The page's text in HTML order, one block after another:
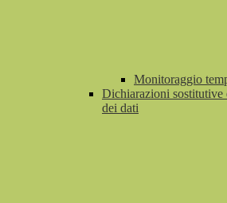
Monitoraggio
Dichiarazioni
dei dati